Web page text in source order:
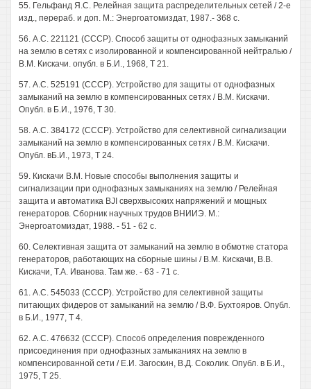
55. Гельфанд Я.С. Релейная защита распределительных сетей / 2-е
изд., перераб. и доп. М.: Энергоатомиздат, 1987.- 368 с.
56. А.С. 221121 (СССР). Способ защиты от однофазных замыканий
на землю в сетях с изолированной и компенсированной нейтралью /
В.М. Кискачи. опубл. в Б.И., 1968, Т 21.
57. А.С. 525191 (СССР). Устройство для защиты от однофазных
замыканий на землю в компенсированных сетях / В.М. Кискачи.
Опубл. в Б.И., 1976, Т 30.
58. А.С. 384172 (СССР). Устройство для селективной сигнализации
замыканий на землю в компенсированных сетях / В.М. Кискачи.
Опубл. вБ.И., 1973, Т 24.
59. Кискачи В.М. Новые способы выполнения защиты и
сигнализации при однофазных замыканиях на землю / Релейная
защита и автоматика BJI сверхвысоких напряжений и мощных
генераторов. Сборник научных трудов ВНИИЭ. М.:
Энергоатомиздат, 1988. - 51 - 62 с.
60. Селективная защита от замыканий на землю в обмотке статора
генераторов, работающих на сборные шины / В.М. Кискачи, В.В.
Кискачи, Т.А. Иванова. Там же. - 63 - 71 с.
61. А.С. 545033 (СССР). Устройство для селективной защиты
питающих фидеров от замыканий на землю / В.Ф. Бухтояров. Опубл.
в Б.И., 1977, Т 4.
62. А.С. 476632 (СССР). Способ определения поврежденного
присоединения при однофазных замыканиях на землю в
компенсированной сети / Е.И. Загоскин, В.Д. Соколик. Опубл. в Б.И.,
1975, Т 25.